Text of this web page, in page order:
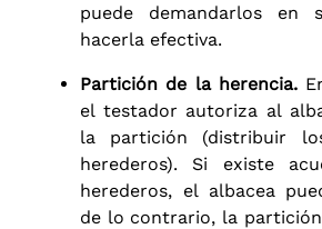
puede demandarlos en
hacerla efectiva.
Partición de la herencia.
el testador autoriza al
la partición (distribuir
herederos). Si existe
herederos, el albacea
de lo contrario, la